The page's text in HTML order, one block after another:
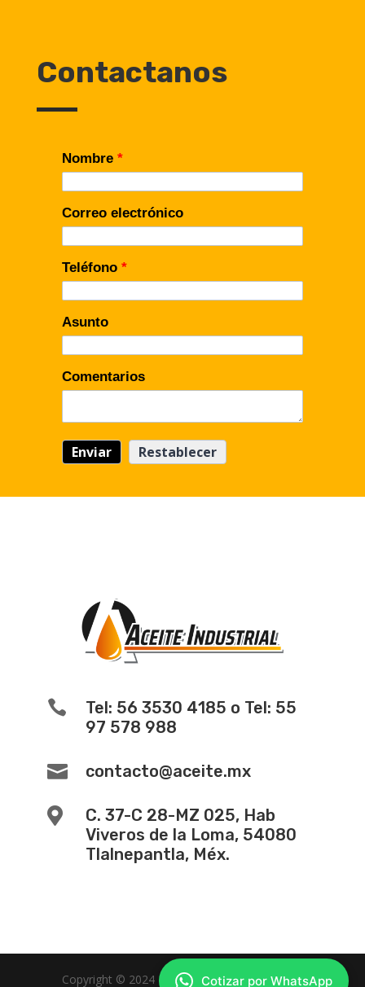
Contactanos
Nombre *
Correo electrónico
Teléfono *
Asunto
Comentarios

Tel: 56 3530 4185 o Tel: 55
97 578 988
 contacto@aceite.mx

C. 37-C 28-MZ 025, Hab
Viveros de la Loma, 54080
Tlalnepantla, Méx.
Copyright © 2024 - Diseño de Paginas Web
Cotizar por WhatsApp